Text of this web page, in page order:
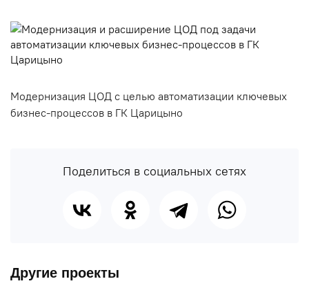
Модернизация ЦОД с целью автоматизации ключевых
бизнес-процессов в ГК Царицыно
Поделиться в социальных сетях
Другие проекты